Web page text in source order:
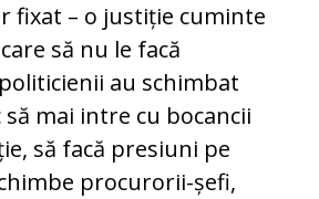
fixat – o justiție cuminte
să nu le facă
au schimbat
să mai intre cu bocancii
să facă presiuni pe
procurorii-șefi,